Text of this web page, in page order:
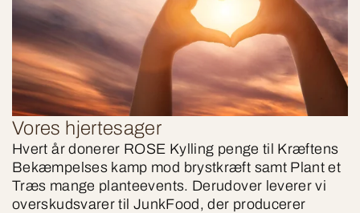
Vores hjertesager
Hvert år donerer ROSE Kylling penge til Kræftens
Bekæmpelses kamp mod brystkræft samt Plant et
Træs mange planteevents. Derudover leverer vi
overskudsvarer til JunkFood, der producerer